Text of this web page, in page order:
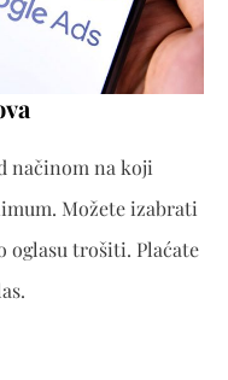
načinom na koji
Možete izabrati
oglasu trošiti. Plaćate